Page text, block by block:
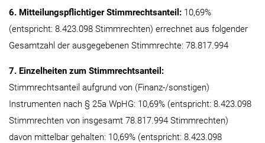
6. Mitteilungspflichtiger Stimmrechtsanteil: 10,69%
(entspricht: 8.423.098 Stimmrechten) errechnet aus folgender
Gesamtzahl der ausgegebenen Stimmrechte: 78.817.994
7. Einzelheiten zum Stimmrechtsanteil:
Stimmrechtsanteil aufgrund von (Finanz-/sonstigen)
Instrumenten nach § 25a WpHG: 10,69% (entspricht: 8.423.098
Stimmrechten von insgesamt 78.817.994 Stimmrechten)
davon mittelbar gehalten: 10,69% (entspricht: 8.423.098